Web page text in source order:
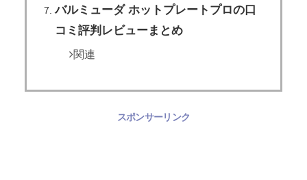
バルミューダ ホットプレートプロの口
コミ評判レビューまとめ
関連
スポンサーリンク